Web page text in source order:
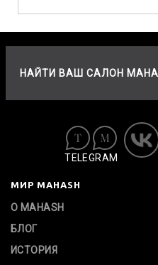
НАЙТИ ВАШ САЛОН
TELEGRAM
МИР MAHASH
О MAHASH
БЛОГ
ИСТОРИЯ